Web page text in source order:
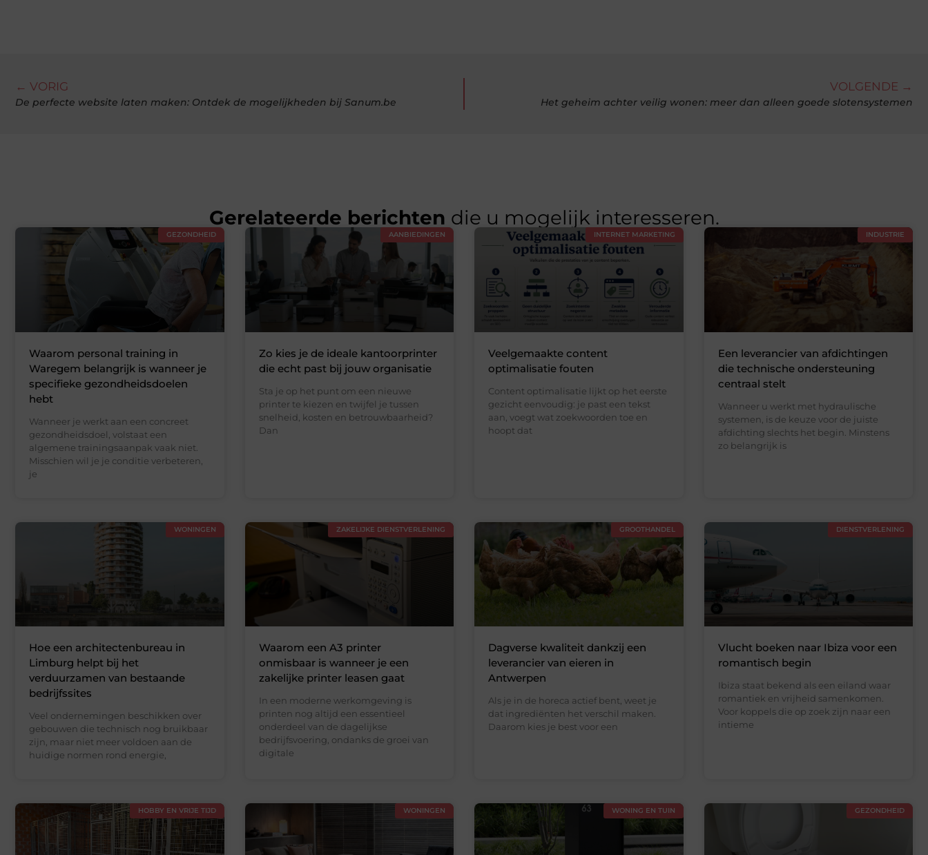
← VORIG
De perfecte website laten maken: Ontdek de mogelijkheden bij Sanum.be
VOLGENDE →
Het geheim achter veilig wonen: meer dan alleen goede slotensystemen
Gerelateerde berichten die u mogelijk interesseren.
GEZONDHEID
Waarom personal training in
Waregem belangrijk is wanneer je
specifieke gezondheidsdoelen
hebt
Wanneer je werkt aan een concreet
gezondheidsdoel, volstaat een
algemene trainingsaanpak vaak niet.
Misschien wil je je conditie verbeteren,
je
AANBIEDINGEN
Zo kies je de ideale kantoorprinter
die echt past bij jouw organisatie
Sta je op het punt om een nieuwe
printer te kiezen en twijfel je tussen
snelheid, kosten en betrouwbaarheid?
Dan
INTERNET MARKETING
Veelgemaakte content
optimalisatie fouten
Content optimalisatie lijkt op het eerste
gezicht eenvoudig: je past een tekst
aan, voegt wat zoekwoorden toe en
hoopt dat
INDUSTRIE
Een leverancier van afdichtingen
die technische ondersteuning
centraal stelt
Wanneer u werkt met hydraulische
systemen, is de keuze voor de juiste
afdichting slechts het begin. Minstens
zo belangrijk is
WONINGEN
Hoe een architectenbureau in
Limburg helpt bij het
verduurzamen van bestaande
bedrijfssites
Veel ondernemingen beschikken over
gebouwen die technisch nog bruikbaar
zijn, maar niet meer voldoen aan de
huidige normen rond energie,
ZAKELIJKE DIENSTVERLENING
Waarom een A3 printer
onmisbaar is wanneer je een
zakelijke printer leasen gaat
In een moderne werkomgeving is
printen nog altijd een essentieel
onderdeel van de dagelijkse
bedrijfsvoering, ondanks de groei van
digitale
GROOTHANDEL
Dagverse kwaliteit dankzij een
leverancier van eieren in
Antwerpen
Als je in de horeca actief bent, weet je
dat ingrediënten het verschil maken.
Daarom kies je best voor een
DIENSTVERLENING
Vlucht boeken naar Ibiza voor een
romantisch begin
Ibiza staat bekend als een eiland waar
romantiek en vrijheid samenkomen.
Voor koppels die op zoek zijn naar een
intieme
HOBBY EN VRIJE TIJD WONINGEN WONING EN TUIN GEZONDHEID